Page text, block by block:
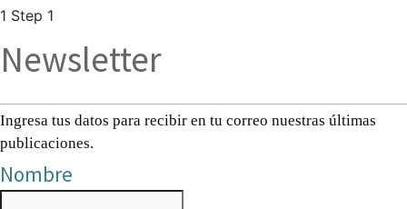
1 Step 1
Newsletter
Ingresa tus datos para recibir en tu correo nuestras últimas
publicaciones.
Nombre